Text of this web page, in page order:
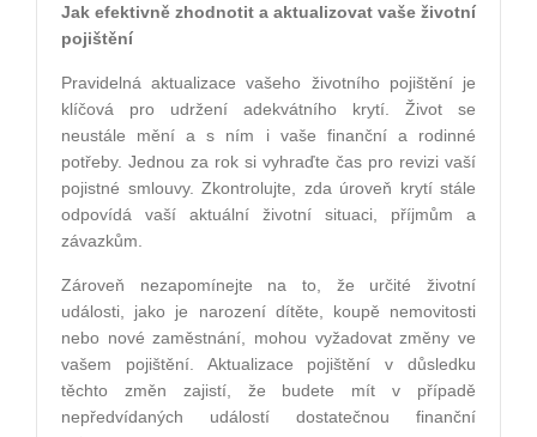
Jak efektivně zhodnotit a aktualizovat vaše životní
pojištění
Pravidelná aktualizace vašeho životního pojištění je
klíčová pro udržení adekvátního krytí. Život se
neustále mění a s ním i vaše finanční a rodinné
potřeby. Jednou za rok si vyhraďte čas pro revizi vaší
pojistné smlouvy. Zkontrolujte, zda úroveň krytí stále
odpovídá vaší aktuální životní situaci, příjmům a
závazkům.
Zároveň nezapomínejte na to, že určité životní
události, jako je narození dítěte, koupě nemovitosti
nebo nové zaměstnání, mohou vyžadovat změny ve
vašem pojištění. Aktualizace pojištění v důsledku
těchto změn zajistí, že budete mít v případě
nepředvídaných událostí dostatečnou finanční